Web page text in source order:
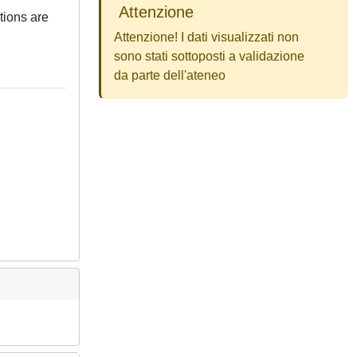
are Attenzione
Attenzione! I dati visualizzati non
sono stati sottoposti a validazione
da parte dell'ateneo